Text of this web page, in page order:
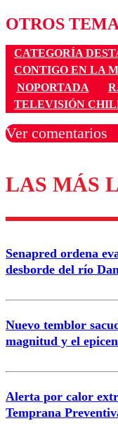
OTROS
CATEGORÍA
CONTIGO EN LA
NOPORTADA
TELEVISIÓN
Ver comentarios
Los
Correo
LAS MÁS
Senapred ordena
desborde del río
Nuevo temblor
magnitud y el
Alerta por calor
Temprana